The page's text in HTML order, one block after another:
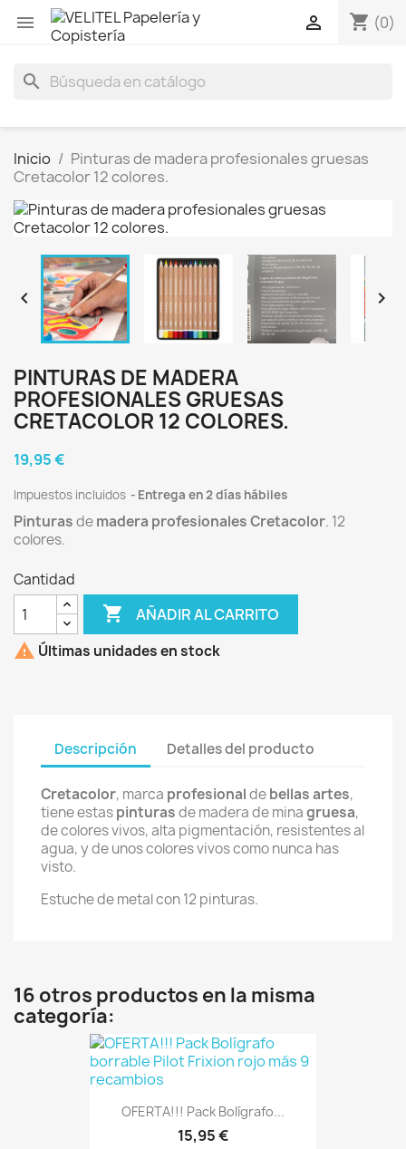
 shopping_cart (0)

search
Inicio
Pinturas de madera profesionales gruesas
Cretacolor 12 colores.
 
PINTURAS DE MADERA
PROFESIONALES GRUESAS
CRETACOLOR 12 COLORES.
19,95 €
Impuestos incluidos Entrega en 2 días hábiles
Pinturasdemadera profesionalesCretacolor. 12
colores.
Cantidad
 AÑADIR AL CARRITO
 Últimas unidades en stock
Descripción Detalles del producto
Cretacolor, marca profesionaldebellas artes,
tiene estaspinturasde madera de minagruesa,
de colores vivos, alta pigmentación, resistentes al
agua, y de unos colores vivos como nunca has
visto.
Estuche de metal con 12 pinturas.
16 otros productos en la misma
categoría:
OFERTA!!! Pack Bolígrafo...
15,95 €